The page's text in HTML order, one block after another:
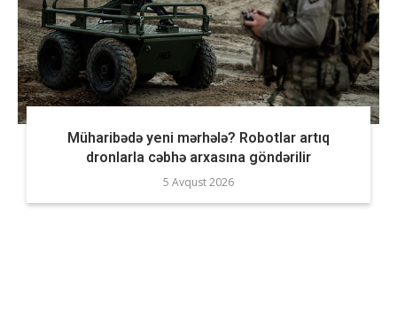
Müharibədə yeni mərhələ? Robotlar artıq
dronlarla cəbhə arxasına göndərilir
5 Avqust 2026